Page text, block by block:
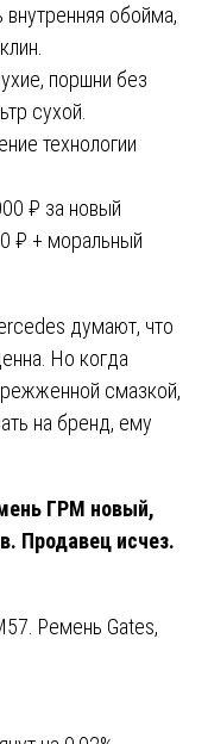
обойма,
поршни без
сухой.
технологии
₽ за новый
₽ + моральный
думают, что
Но когда
смазкой,
на бренд, ему
ГРМ новый,
Продавец исчез.
Ремень Gates,